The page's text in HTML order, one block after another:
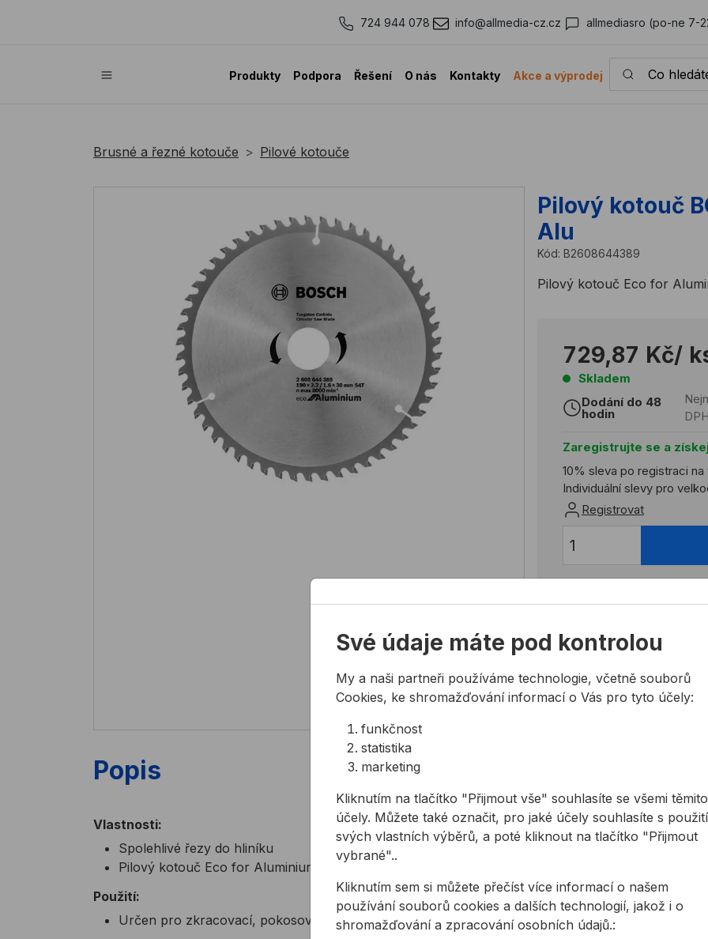
724 944 078 info@allmedia-cz.cz allmediasro (po-ne 7-
Produkty Podpora Řešení O nás Kontakty Akce a výprodej
Co hledáte?
Brusné a řezné kotouče Pilové kotouče
Pilový kotouč
Alu
Kód: B2608644389
Pilový kotouč Eco for
729,87 Kč/
Skladem
Dodání do 48
hodin
Zaregistrujte se a
10% sleva po registraci
Individuální slevy pro
Registrovat
724 944 078
allmediasro (po-ne 7-
Popis
Vlastnosti:
Spolehlivé řezy do hliníku
Pilový kotouč Eco for Aluminium je oblíbená volba pro spolehlivé řezy do hliníku
Použití:
Určen pro zkracovací, pokosové a stolní pily na hliníkové profily
Své údaje máte pod kontrolou
My a naši partneři používáme technologie, včetně souborů
Cookies, ke shromažďování informací o Vás pro tyto účely:
funkčnost
statistika
marketing
Kliknutím na tlačítko "Přijmout vše" souhlasíte se všemi těmito
účely. Můžete také označit, pro jaké účely souhlasíte s
svých vlastních výběrů, a poté kliknout na tlačítko "Přijmout
vybrané"..
Kliknutím sem si můžete přečíst více informací o našem
používání souborů cookies a dalších technologií, jakož i o
shromažďování a zpracování osobních údajů.: